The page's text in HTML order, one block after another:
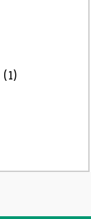
(1)